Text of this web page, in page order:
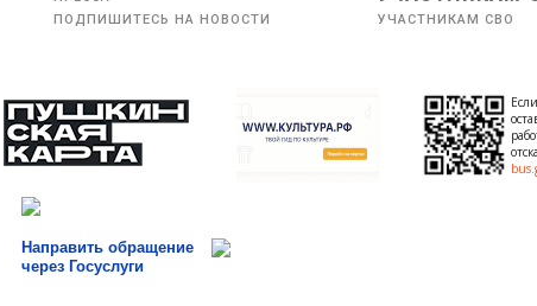
ПОДПИШИТЕСЬ НА НОВОСТИ
УЧАСТНИКАМ СВО
Направить обращение
через Госуслуги